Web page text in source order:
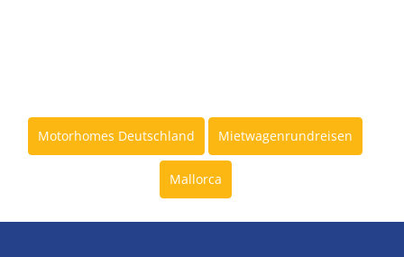
Motorhomes Deutschland Mietwagenrundreisen
Mallorca